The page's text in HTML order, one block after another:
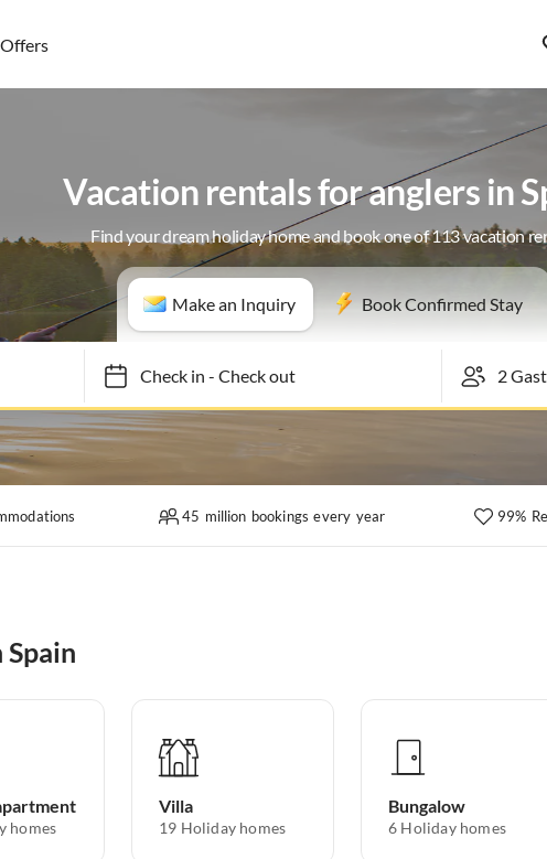
Offers
Vacation rentals for anglers in
Find your dream holiday home and book one of 113 vacation
Make an Inquiry Book Confirmed Stay
Check in- Check out
45 million bookings every year 99%
homes
Villa
19 Holiday homes
Bungalow
6 Holiday homes